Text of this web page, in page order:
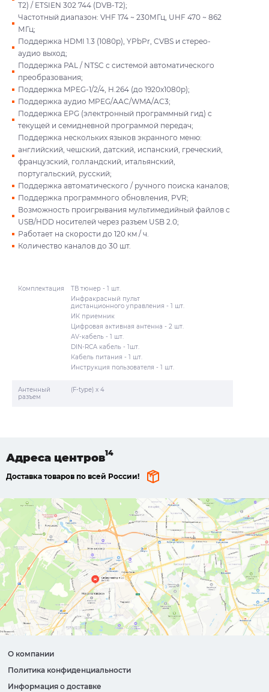
T2) / ETSIEN 302 744 (DVB-T2);
Частотный диапазон: VHF 174 ~ 230МГц, UHF 470 ~ 862
МГц;
Поддержка HDMI 1.3 (1080p), YPbPr, CVBS и стерео-
аудио выход;
Поддержка PAL / NTSC с системой автоматического
преобразования;
Поддержка MPEG-1/2/4, H.264 (до 1920x1080p);
Поддержка аудио MPEG/AAC/WMA/AC3;
Поддержка EPG (электронный программный гид) с
текущей и семидневной программой передач;
Поддержка нескольких языков экранного меню:
английский, чешский, датский, испанский, греческий,
французский, голландский, итальянский,
португальский, русский;
Поддержка автоматического / ручного поиска каналов;
Поддержка программного обновления, PVR;
Возможность проигрывания мультимедийный файлов c
USB/HDD носителей через разъем USB 2.0;
Работает на скорости до 120 км / ч.
Количество каналов до 30 шт.
Комплектация
ТВ тюнер - 1 шт.
Инфракрасный пульт
дистанционного управления - 1 шт.
ИК приемник
Цифровая активная антенна - 2 шт.
AV-кабель - 1 шт.
DIN-RCA кабель - 1шт.
Кабель питания - 1 шт.
Инструкция пользователя - 1 шт.
Антенный
разъем
(F-type) x 4
Адреса центров
Доставка товаров по всей России!
О компании
Политика конфиденциальности
Информация о доставке